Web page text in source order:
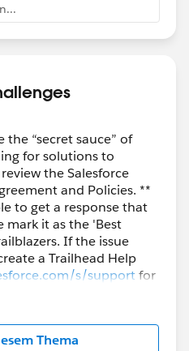
the “secret sauce” of
for solutions to
the Salesforce
and Policies. **
to get a response that
mark it as the 'Best
If the issue
a Trailhead Help
s/supportfor
Thema